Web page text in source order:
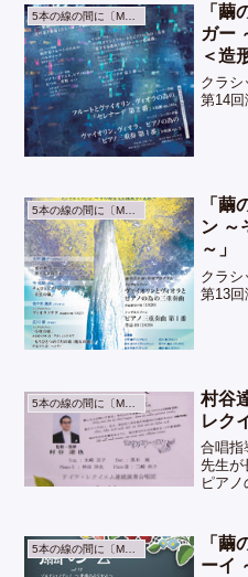
5本の線の間に〔Music〕
「繭
ガー
＜造
情性
クラシ
第14回
5本の線の間に〔Music〕
「繭
ン ～
～」
クラシ
第13回
5本の線の間に〔Music〕
村谷
レク
合唱指
先生が
ピア
5本の線の間に〔Music〕
「繭
ーイ